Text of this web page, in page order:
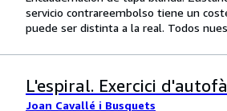
servicio contrareembolso tiene un
puede ser distinta a la real. Todos
L'espiral. Exercici
Joan Cavallé i Busquets